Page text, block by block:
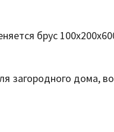
брус
загородного дома,